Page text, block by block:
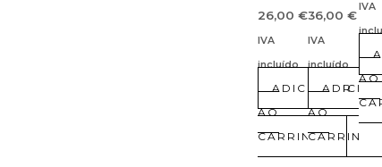
26,00€
IVA
incluído
ADICIONAR
AO
CARRINHO
36,00€
IVA
incluído
AO
CARRINHO
IVA
AO